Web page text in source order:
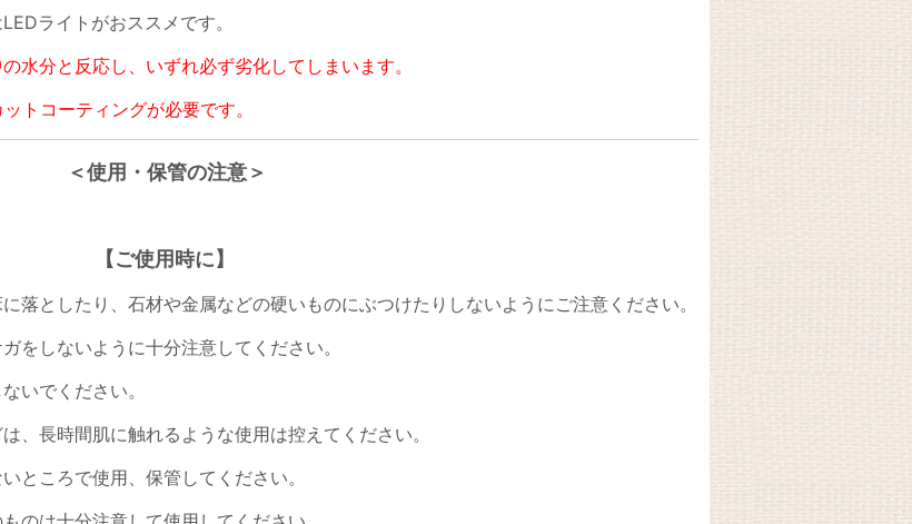
ライトがおススメです。
分と反応し、いずれ必ず劣化してしまいます。
トコーティングが必要です。
＜使用・保管の注意＞
【ご使用時に】
落としたり、石材や金属などの硬いものにぶつけたりしないようにご注意ください。
をしないように十分注意してください。
いでください。
長時間肌に触れるような使用は控えてください。
ところで使用、保管してください。